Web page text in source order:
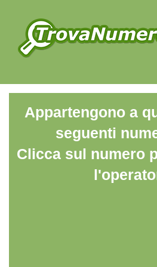
Appartengono a
seguenti
Clicca sul numero